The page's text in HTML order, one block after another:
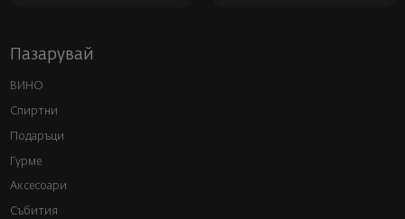
Пазарувай
ВИНО
Спиртни
Подаръци
Гурме
Аксесоари
Събития